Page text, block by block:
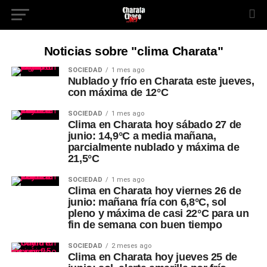
Noticias sobre "clima Charata"
SOCIEDAD 1 mes ago
Nublado y frío en Charata este jueves,
con máxima de 12°C
SOCIEDAD 1 mes ago
Clima en Charata hoy sábado 27 de
junio: 14,9°C a media mañana,
parcialmente nublado y máxima de
21,5°C
SOCIEDAD 1 mes ago
Clima en Charata hoy viernes 26 de
junio: mañana fría con 6,8°C, sol
pleno y máxima de casi 22°C para un
fin de semana con buen tiempo
SOCIEDAD 2 meses ago
Clima en Charata hoy jueves 25 de